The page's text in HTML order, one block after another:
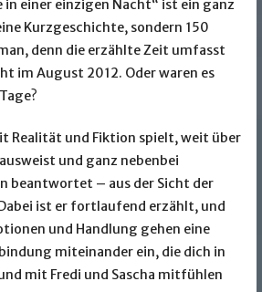
in einer einzigen Nacht“ ist ein ganz
Kurzgeschichte, sondern 150
denn die erzählte Zeit umfasst
im August 2012. Oder waren es
Realität und Fiktion spielt, weit über
und ganz nebenbei
beantwortet – aus der Sicht der
ist er fortlaufend erzählt, und
und Handlung gehen eine
miteinander ein, die dich in
mit Fredi und Sascha mitfühlen